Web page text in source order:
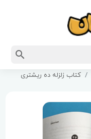
کتاب زلزله ده ریشتری